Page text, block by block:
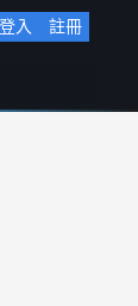
登入 註冊